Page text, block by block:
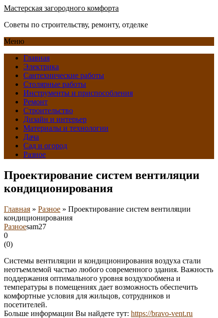
Мастерская загородного комфорта
Советы по строительству, ремонту, отделке
Меню
Главная
Электрика
Сантехнические работы
Столярные работы
Инструменты и приспособления
Ремонт
Строительство
Дизайн и интерьер
Материалы и технологии
Дача
Сад и огород
Разное
Проектирование систем вентиляции
кондиционирования
Главная » Разное » Проектирование систем вентиляции
кондиционирования
Разноеsam27
0
(0)
Системы вентиляции и кондиционирования воздуха стали
неотъемлемой частью любого современного здания. Важность
поддержания оптимального уровня воздухообмена и
температуры в помещениях дает возможность обеспечить
комфортные условия для жильцов, сотрудников и
посетителей.
Больше информации Вы найдете тут: https://bravo-vent.ru